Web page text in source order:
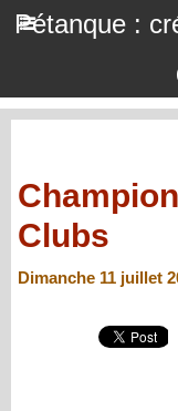
Pétanque :
Clubs
Dimanche 11 juillet